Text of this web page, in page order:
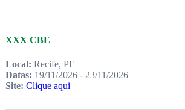
XXX CBE
Local: Recife, PE
Datas: 19/11/2026 - 23/11/2026
Site: Clique aqui